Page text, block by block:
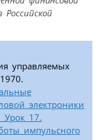
управляемых
электроники
Урок 17.
импульсного